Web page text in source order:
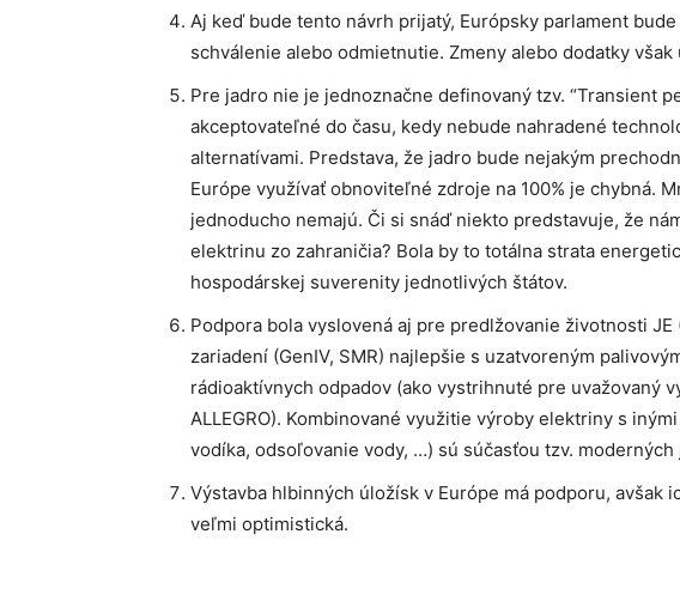
Aj keď bude tento návrh prijatý, Európsky parlament
schválenie alebo odmietnutie. Zmeny alebo dodatky však
Pre jadro nie je jednoznačne definovaný tzv. “Transient
akceptovateľné do času, kedy nebude nahradené
alternatívami. Predstava, že jadro bude nejakým
Európe využívať obnoviteľné zdroje na 100% je chybná.
jednoducho nemajú. Či si snáď niekto predstavuje, že
elektrinu zo zahraničia? Bola by to totálna strata
hospodárskej suverenity jednotlivých štátov.
Podpora bola vyslovená aj pre predlžovanie životnosti
zariadení (GenIV, SMR) najlepšie s uzatvoreným
rádioaktívnych odpadov (ako vystrihnuté pre uvažovaný
ALLEGRO). Kombinované využitie výroby elektriny s
vodíka, odsoľovanie vody, …) sú súčasťou tzv.
Výstavba hlbinných úložísk v Európe má podporu, avšak
veľmi optimistická.